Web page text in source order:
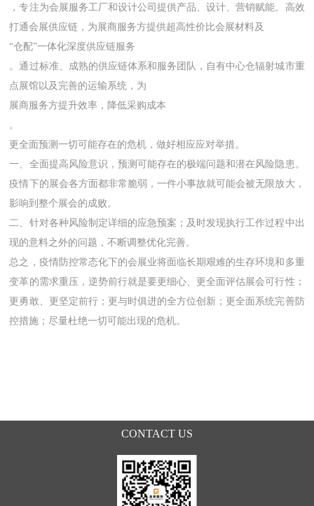
，专注为会展服务工厂和设计公司提供产品、设计、营销赋能。高效
打通会展供应链，为展商服务方提供超高性价比会展材料及
“仓配”一体化深度供应链服务
。通过标准、成熟的供应链体系和服务团队，自有中心仓辐射城市重
点展馆以及完善的运输系统，为
展商服务方提升效率，降低采购成本
。
更全面预测一切可能存在的危机，做好相应应对举措。
一、全面提高风险意识，预测可能存在的极端问题和潜在风险隐患。
疫情下的展会各方面都非常脆弱，一件小事故就可能会被无限放大，
影响到整个展会的成败。
二、针对各种风险制定详细的应急预案；及时发现执行工作过程中出
现的意料之外的问题，不断调整优化完善。
总之，疫情防控常态化下的会展业将面临长期艰难的生存环境和多重
变革的需求重压，逆势前行就是要更细心、更全面评估展会可行性；
更勇敢、更坚定前行；更与时俱进的全方位创新；更全面系统完善防
控措施；尽量杜绝一切可能出现的危机。
CONTACT US